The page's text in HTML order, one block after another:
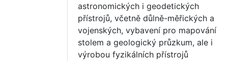
astronomických i geodetických
přístrojů, včetně důlně-měřických a
vojenských, vybavení pro mapování
stolem a geologický průzkum, ale i
výrobou fyzikálních přístrojů